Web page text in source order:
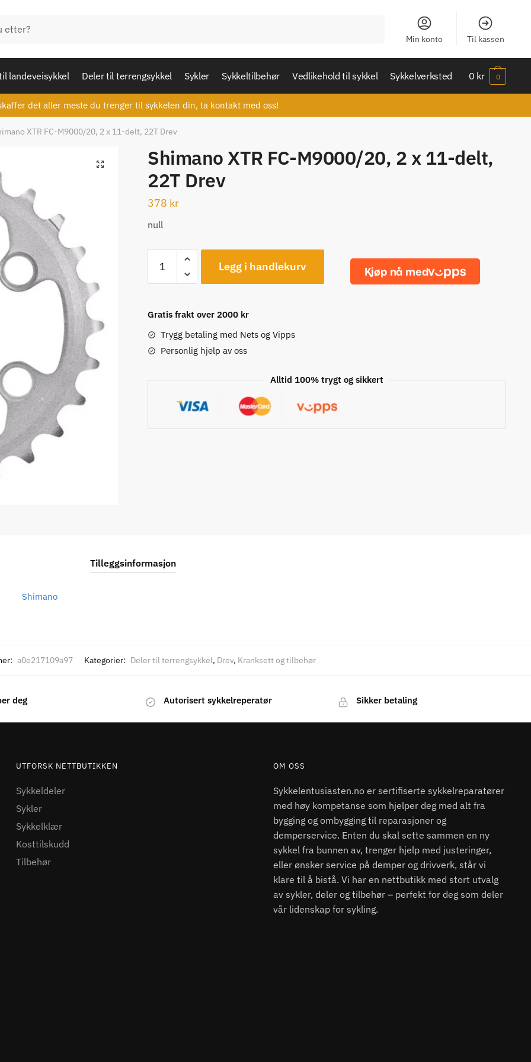
Min konto Til kassen
landeveisykkel Deler til terrengsykkel Sykler Sykkeltilbehør Vedlikehold til sykkel Sykkelverksted 0 kr 0
det aller meste du trenger til sykkelen din, ta kontakt med oss!
XTR FC-M9000/20, 2 x 11-delt, 22T Drev
🔍
Shimano XTR FC-M9000/20, 2 x 11-delt,
22T Drev
378 kr
null
XTR
FC-
2
x
11-
Legg i handlekurv
Gratis frakt over 2000 kr
Trygg betaling med Nets og Vipps
Personlig hjelp av oss
Alltid 100% trygt og sikkert
Tilleggsinformasjon
Shimano
a0e217109a97 Kategorier: Deler til terrengsykkel, Drev, Kranksett og tilbehør
deg Autorisert sykkelreperatør Sikker betaling
UTFORSK NETTBUTIKKEN
Sykkeldeler
Sykler
Sykkelklær
Kosttilskudd
Tilbehør
OM OSS
Sykkelentusiasten.no er sertifiserte sykkelreparatører
med høy kompetanse som hjelper deg med alt fra
bygging og ombygging til reparasjoner og
demperservice. Enten du skal sette sammen en ny
sykkel fra bunnen av, trenger hjelp med justeringer,
eller ønsker service på demper og drivverk, står vi
klare til å bistå. Vi har en nettbutikk med stort utvalg
av sykler, deler og tilbehør – perfekt for deg som deler
vår lidenskap for sykling.